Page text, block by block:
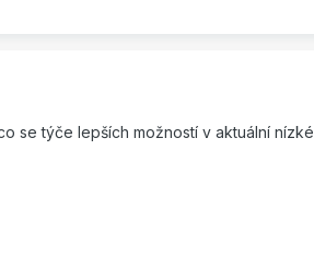
se týče lepších možností v aktuální